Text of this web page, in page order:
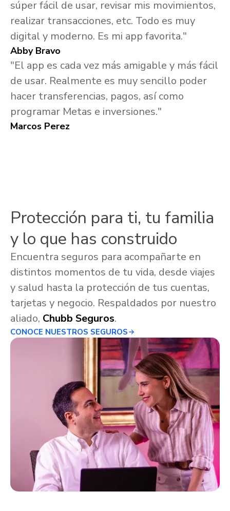
súper fácil de usar, revisar mis movimientos,
realizar transacciones, etc. Todo es muy
digital y moderno. Es mi app favorita."
Abby Bravo
"El app es cada vez más amigable y más fácil
de usar. Realmente es muy sencillo poder
hacer transferencias, pagos, así como
programar Metas e inversiones."
Marcos Perez
Protección para ti, tu familia
y lo que has construido
Encuentra seguros para acompañarte en
distintos momentos de tu vida, desde viajes
y salud hasta la protección de tus cuentas,
tarjetas y negocio. Respaldados por nuestro
aliado, Chubb Seguros.
CONOCE NUESTROS SEGUROS